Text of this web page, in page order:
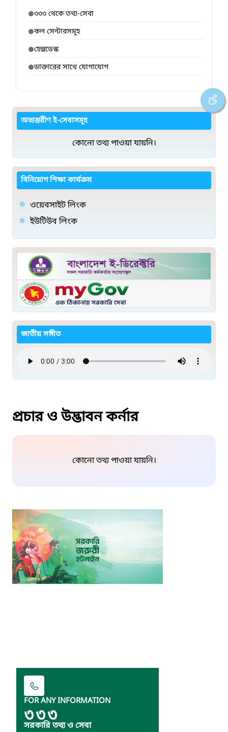
৩৩৩ থেকে তথ্য-সেবা
কল সেন্টারসমূহ
হেল্পডেস্ক
ডাক্তারের সাথে যোগাযোগ
অভ্যন্তরীণ ই-সেবাসমূহ
কোনো তথ্য পাওয়া যায়নি।
বিনিয়োগ শিক্ষা কার্যক্রম
ওয়েবসাইট লিংক
ইউটিউব লিংক
জাতীয় সঙ্গীত
প্রচার ও উদ্ভাবন কর্নার
কোনো তথ্য পাওয়া যায়নি।
FOR ANY INFORMATION
৩৩৩
সরকারি তথ্য ও সেবা